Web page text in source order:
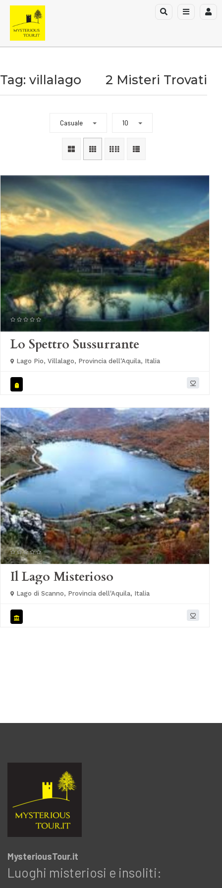
Tag: villalago 2 Misteri Trovati
Casuale 10
Lo Spettro Sussurrante
Lago Pio, Villalago, Provincia dell'Aquila, Italia
Il Lago Misterioso
Lago di Scanno, Provincia dell'Aquila, Italia
MysteriousTour.it
Luoghi misteriosi e insoliti: